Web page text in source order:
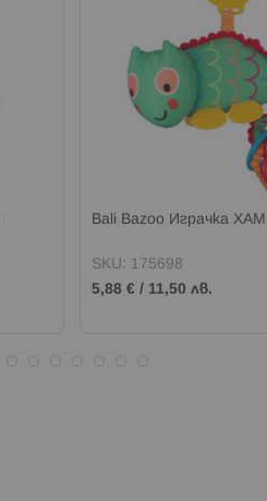
Bali Bazoo Играчка
SKU: 175698
5,88 € / 11,50 лв.